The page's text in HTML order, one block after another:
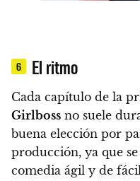
6 El ritmo
Cada capítulo de la
Girlboss no suele
buena elección por
producción, ya que se
comedia ágil y de